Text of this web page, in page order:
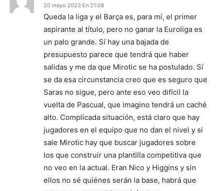
20 mayo 2023 En 21:08
Queda la liga y el Barça es, para mí, el primer
aspirante al título, pero no ganar la Euroliga es
un palo grande. Sí hay una bajada de
presupuesto parece que tendrá que haber
salidas y me da que Mirotic se ha postulado. Sí
se da esa circunstancia creo que es seguro que
Saras no sigue, pero ante eso veo difícil la
vuelta de Pascual, que imagino tendrá un caché
alto. Complicada situación, está claro que hay
jugadores en el equipo que no dan el nivel y si
sale Mirotic hay que buscar jugadores sobre
los que construir una plantilla competitiva que
no veo en la actual. Eran Nico y Higgins y sin
ellos no sé quiénes serán la base, habrá que